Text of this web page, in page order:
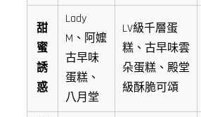
甜
蜜
誘
惑
Lady
M、阿嬤
古早味
蛋糕、
八月堂
LV級千層蛋
糕、古早味雲
朵蛋糕、殿堂
級酥脆可頌